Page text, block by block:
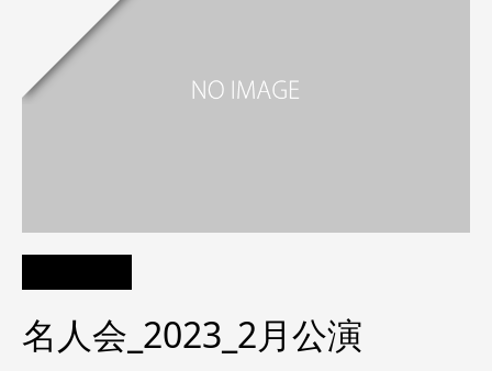
名人会_2023_2月公演